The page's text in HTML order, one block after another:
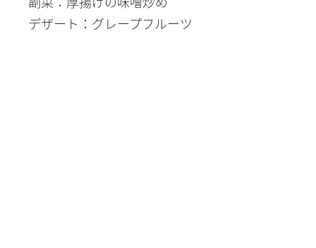
デザート：グレープフルーツ